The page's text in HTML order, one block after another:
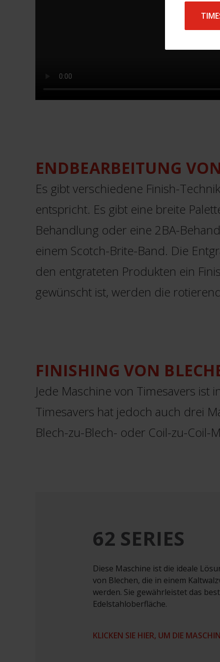
ENDBEARBEITUNG
Es gibt verschiedene Finish-
entspricht. Es gibt eine breite
Behandlung oder eine 2BA-
einem Scotch-Brite-Band. Die
den entgrateten Produkten ein
gewünscht ist, werden die
FINISHING VON
Jede Maschine von Timesavers
Timesavers hat jedoch auch drei
Blech-zu-Blech- oder Coil-zu-Coil-
62 SERIES
Diese Maschine ist die ideale
von Blechen, die in einem
werden. Sie gewährleistet das
Edelstahloberfläche.
KLICKEN SIE HIER, UM DIE